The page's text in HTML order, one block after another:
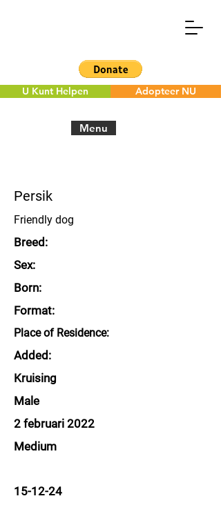
U Kunt Helpen Adopteer NU
Menu
Persik
Friendly dog
Breed:
Sex:
Born:
Format:
Place of Residence:
Added:
Kruising
Male
2 februari 2022
Medium
15-12-24